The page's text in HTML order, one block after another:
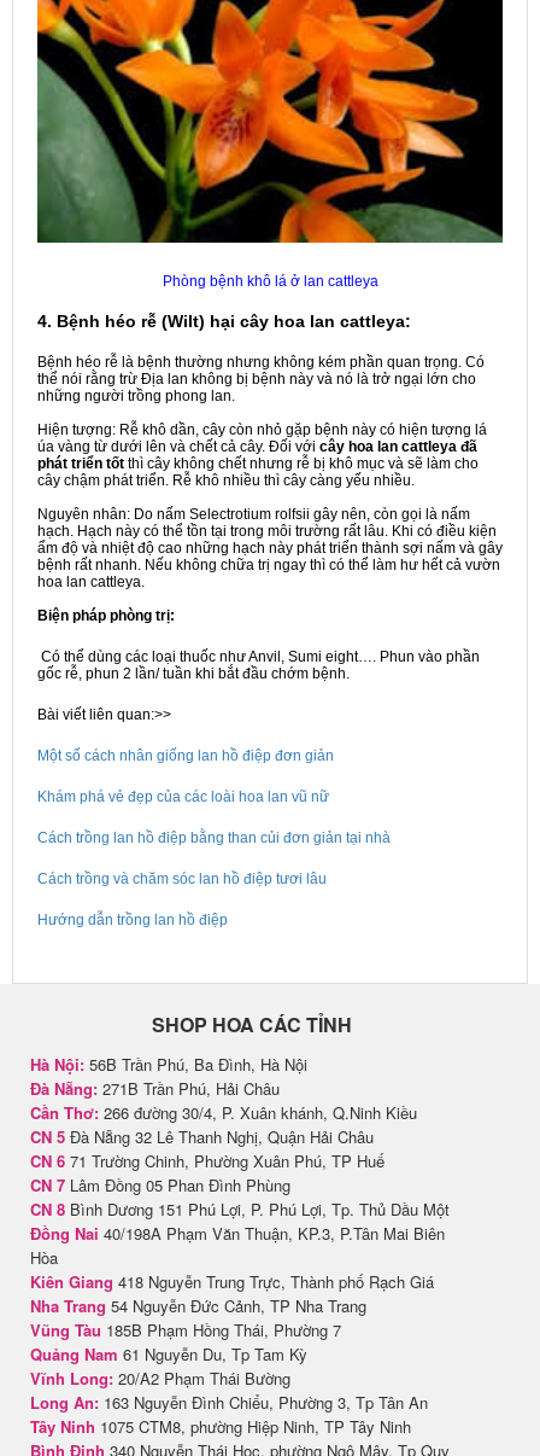
Phòng bệnh khô lá ở lan cattleya
4. Bệnh héo rễ (Wilt) hại cây hoa lan cattleya:
Bệnh héo rễ là bệnh thường nhưng không kém phần quan trọng. Có
thể nói rằng trừ Địa lan không bị bệnh này và nó là trở ngại lớn cho
những người trồng phong lan.
Hiện tượng: Rễ khô dần, cây còn nhỏ gặp bệnh này có hiện tượng lá
úa vàng từ dưới lên và chết cả cây. Đối với cây hoa lan cattleya đã
phát triển tốt thì cây không chết nhưng rễ bị khô mục và sẽ làm cho
cây chậm phát triển. Rễ khô nhiều thì cây càng yếu nhiều.
Nguyên nhân: Do nấm Selectrotium rolfsii gây nên, còn gọi là nấm
hạch. Hạch này có thể tồn tại trong môi trường rất lâu. Khi có điều kiện
ẩm độ và nhiệt độ cao những hạch này phát triển thành sợi nấm và gây
bệnh rất nhanh. Nếu không chữa trị ngay thì có thể làm hư hết cả vườn
hoa lan cattleya.
Biện pháp phòng trị:
Có thể dùng các loại thuốc như Anvil, Sumi eight…. Phun vào phần
gốc rễ, phun 2 lần/ tuần khi bắt đầu chớm bệnh.
Bài viết liên quan:>>
Một số cách nhân giống lan hồ điệp đơn giản
Khám phá vẻ đẹp của các loài hoa lan vũ nữ
Cách trồng lan hồ điệp bằng than củi đơn giản tại nhà
Cách trồng và chăm sóc lan hồ điệp tươi lâu
Hướng dẫn trồng lan hồ điệp
SHOP HOA CÁC TỈNH
Hà Nội: 56B Trần Phú, Ba Đình, Hà Nội
Đà Nẵng: 271B Trần Phú, Hải Châu
Cần Thơ: 266 đường 30/4, P. Xuân khánh, Q.Ninh Kiều
CN 5 Đà Nẵng 32 Lê Thanh Nghị, Quận Hải Châu
CN 6 71 Trường Chinh, Phường Xuân Phú, TP Huế
CN 7 Lâm Đồng 05 Phan Đình Phùng
CN 8 Bình Dương 151 Phú Lợi, P. Phú Lợi, Tp. Thủ Dầu Một
Đồng Nai 40/198A Phạm Văn Thuận, KP.3, P.Tân Mai Biên
Hòa
Kiên Giang 418 Nguyễn Trung Trực, Thành phố Rạch Giá
Nha Trang 54 Nguyễn Đức Cảnh, TP Nha Trang
Vũng Tàu 185B Phạm Hồng Thái, Phường 7
Quảng Nam 61 Nguyễn Du, Tp Tam Kỳ
Vĩnh Long: 20/A2 Phạm Thái Bường
Long An: 163 Nguyễn Đình Chiểu, Phường 3, Tp Tân An
Tây Ninh 1075 CTM8, phường Hiệp Ninh, TP Tây Ninh
Bình Định 340 Nguyễn Thái Học, phường Ngô Mây, Tp Quy